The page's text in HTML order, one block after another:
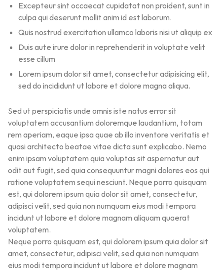
Excepteur sint occaecat cupidatat non proident, sunt in
culpa qui deserunt mollit anim id est laborum.
Quis nostrud exercitation ullamco laboris nisi ut aliquip ex
Duis aute irure dolor in reprehenderit in voluptate velit
esse cillum
Lorem ipsum dolor sit amet, consectetur adipisicing elit,
sed do incididunt ut labore et dolore magna aliqua.
Sed ut perspiciatis unde omnis iste natus error sit
voluptatem accusantium doloremque laudantium, totam
rem aperiam, eaque ipsa quae ab illo inventore veritatis et
quasi architecto beatae vitae dicta sunt explicabo. Nemo
enim ipsam voluptatem quia voluptas sit aspernatur aut
odit aut fugit, sed quia consequuntur magni dolores eos qui
ratione voluptatem sequi nesciunt. Neque porro quisquam
est, qui dolorem ipsum quia dolor sit amet, consectetur,
adipisci velit, sed quia non numquam eius modi tempora
incidunt ut labore et dolore magnam aliquam quaerat
voluptatem.
Neque porro quisquam est, qui dolorem ipsum quia dolor sit
amet, consectetur, adipisci velit, sed quia non numquam
eius modi tempora incidunt ut labore et dolore magnam